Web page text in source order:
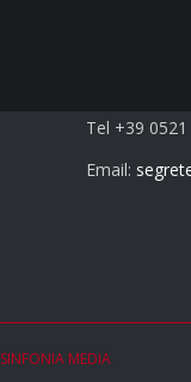
Tel +39
Email:
SINFONIA MEDIA